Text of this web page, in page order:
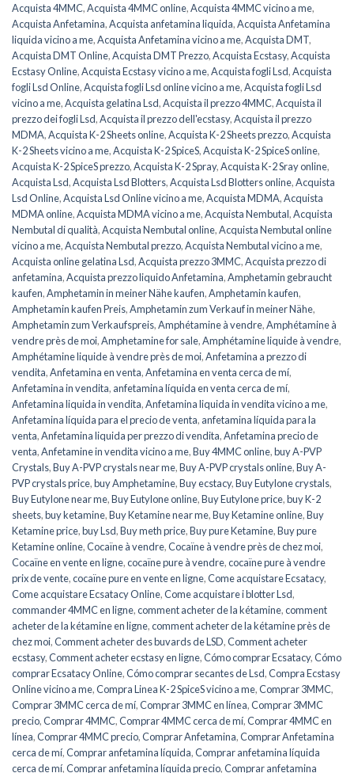
Acquista 4MMC,Acquista 4MMC online,Acquista 4MMC vicino a me,
Acquista Anfetamina,Acquista anfetamina liquida,Acquista Anfetamina
liquida vicino a me,Acquista Anfetamina vicino a me,Acquista DMT,
Acquista DMT Online,Acquista DMT Prezzo,Acquista Ecstasy,Acquista
Ecstasy Online,Acquista Ecstasy vicino a me,Acquista fogli Lsd,Acquista
fogli Lsd Online,Acquista fogli Lsd online vicino a me,Acquista fogli Lsd
vicino a me,Acquista gelatina Lsd,Acquista il prezzo 4MMC,Acquista il
prezzo dei fogli Lsd,Acquista il prezzo dell'ecstasy,Acquista il prezzo
MDMA,Acquista K-2 Sheets online,Acquista K-2 Sheets prezzo,Acquista
K-2 Sheets vicino a me,Acquista K-2 SpiceS,Acquista K-2 SpiceS online,
Acquista K-2 SpiceS prezzo,Acquista K-2 Spray,Acquista K-2 Sray online,
Acquista Lsd,Acquista Lsd Blotters,Acquista Lsd Blotters online,Acquista
Lsd Online,Acquista Lsd Online vicino a me,Acquista MDMA,Acquista
MDMA online,Acquista MDMA vicino a me,Acquista Nembutal,Acquista
Nembutal di qualità,Acquista Nembutal online,Acquista Nembutal online
vicino a me,Acquista Nembutal prezzo,Acquista Nembutal vicino a me,
Acquista online gelatina Lsd,Acquista prezzo 3MMC,Acquista prezzo di
anfetamina,Acquista prezzo liquido Anfetamina,Amphetamin gebraucht
kaufen,Amphetamin in meiner Nähe kaufen,Amphetamin kaufen,
Amphetamin kaufen Preis,Amphetamin zum Verkauf in meiner Nähe,
Amphetamin zum Verkaufspreis,Amphétamine à vendre,Amphétamine à
vendre près de moi,Amphetamine for sale,Amphétamine liquide à vendre,
Amphétamine liquide à vendre près de moi,Anfetamina a prezzo di
vendita,Anfetamina en venta,Anfetamina en venta cerca de mí,
Anfetamina in vendita, anfetamina líquida en venta cerca de mí,
Anfetamina liquida in vendita,Anfetamina liquida in vendita vicino a me,
Anfetamina líquida para el precio de venta, anfetamina líquida para la
venta,Anfetamina liquida per prezzo di vendita,Anfetamina precio de
venta,Anfetamine in vendita vicino a me,Buy 4MMC online,buy A-PVP
Crystals,Buy A-PVP crystals near me,Buy A-PVP crystals online,Buy A-
PVP crystals price,buy Amphetamine,Buy ecstacy,Buy Eutylone crystals,
Buy Eutylone near me,Buy Eutylone online,Buy Eutylone price,buy K-2
sheets,buy ketamine,Buy Ketamine near me,Buy Ketamine online,Buy
Ketamine price,buy Lsd,Buy meth price,Buy pure Ketamine,Buy pure
Ketamine online,Cocaïne à vendre,Cocaïne à vendre près de chez moi,
Cocaïne en vente en ligne,cocaïne pure à vendre,cocaïne pure à vendre
prix de vente,cocaïne pure en vente en ligne,Come acquistare Ecsatacy,
Come acquistare Ecsatacy Online,Come acquistare i blotter Lsd,
commander 4MMC en ligne,comment acheter de la kétamine,comment
acheter de la kétamine en ligne,comment acheter de la kétamine près de
chez moi,Comment acheter des buvards de LSD,Comment acheter
ecstasy,Comment acheter ecstasy en ligne,Cómo comprar Ecsatacy,Cómo
comprar Ecsatacy Online,Cómo comprar secantes de Lsd,Compra Ecstasy
Online vicino a me,Compra Linea K-2 SpiceS vicino a me,Comprar 3MMC,
Comprar 3MMC cerca de mí,Comprar 3MMC en línea,Comprar 3MMC
precio,Comprar 4MMC,Comprar 4MMC cerca de mí,Comprar 4MMC en
línea,Comprar 4MMC precio,Comprar Anfetamina,Comprar Anfetamina
cerca de mí,Comprar anfetamina líquida,Comprar anfetamina líquida
cerca de mí,Comprar anfetamina líquida precio,Comprar anfetamina